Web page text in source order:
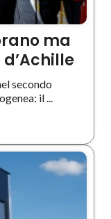
ma
secondo
il ...